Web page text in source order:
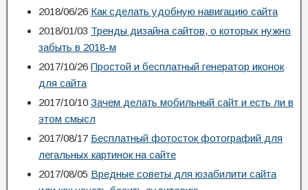
2018/06/26 Как сделать удобную навигацию сайта
2018/01/03 Тренды дизайна сайтов, о которых нужно
забыть в 2018-м
2017/10/26 Простой и бесплатный генератор иконок
для сайта
2017/10/10 Зачем делать мобильный сайт и есть ли в
этом смысл
2017/08/17 Бесплатный фотосток фотографий для
легальных картинок на сайте
2017/08/05 Вредные советы для юзабилити сайта